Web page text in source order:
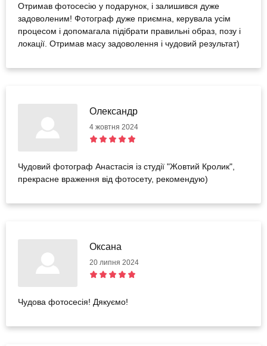
Отримав фотосесію у подарунок, і залишився дуже
задоволеним! Фотограф дуже приємна, керувала усім
процесом і допомагала підібрати правильні образ, позу і
локації. Отримав масу задоволення і чудовий результат)
Олександр
4 жовтня 2024
Чудовий фотограф Анастасія із студії "Жовтий Кролик",
прекрасне враження від фотосету, рекомендую)
Оксана
20 липня 2024
Чудова фотосесія! Дякуємо!